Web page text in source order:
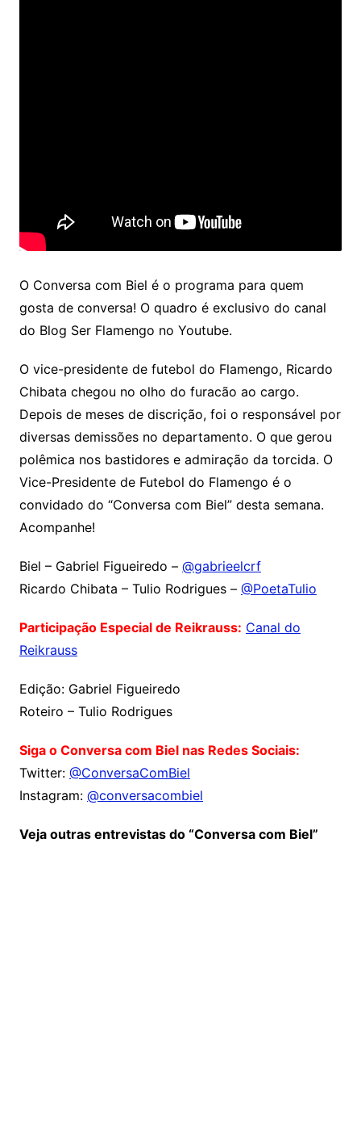
O Conversa com Biel é o programa para quem
gosta de conversa! O quadro é exclusivo do canal
do Blog Ser Flamengo no Youtube.
O vice-presidente de futebol do Flamengo, Ricardo
Chibata chegou no olho do furacão ao cargo.
Depois de meses de discrição, foi o responsável por
diversas demissões no departamento. O que gerou
polêmica nos bastidores e admiração da torcida. O
Vice-Presidente de Futebol do Flamengo é o
convidado do “Conversa com Biel” desta semana.
Acompanhe!
Biel – Gabriel Figueiredo – @gabrieelcrf
Ricardo Chibata – Tulio Rodrigues – @PoetaTulio
Participação Especial de Reikrauss: Canal do
Reikrauss
Edição: Gabriel Figueiredo
Roteiro – Tulio Rodrigues
Siga o Conversa com Biel nas Redes Sociais:
Twitter: @ConversaComBiel
Instagram: @conversacombiel
Veja outras entrevistas do “Conversa com Biel”